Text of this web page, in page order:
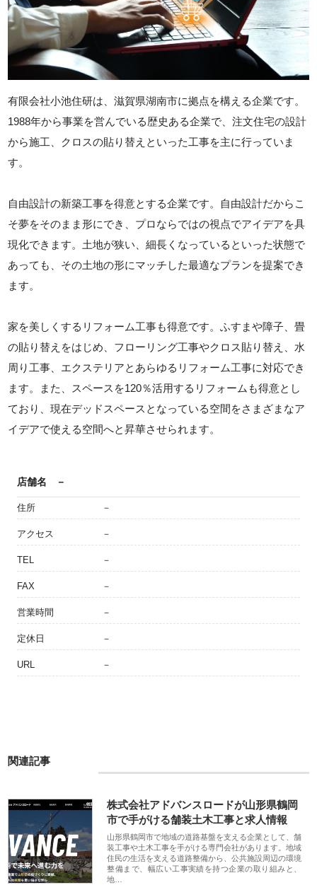
有限会社小池住研は、滋賀県湖南市に拠点を構える企業です。
1988年から事業を営んでいる歴史ある企業で、注文住宅の設計
から施工、クロスの貼り替えといった工事を主に行っていま
す。
自由設計の新築工事を得意とする企業です。自由設計だからこ
そ夢をそのまま形にでき、プロならではの視点でアイデアを具
現化できます。土地が狭い、細長くなっているといった状態で
あっても、その土地の形にマッチした最適なプランを提案でき
ます。
家を美しくするリフォーム工事も得意です。ふすまや障子、畳
の貼り替えをはじめ、フローリング工事やクロス貼り替え、水
周り工事、エクステリアとあらゆるリフォーム工事に対応でき
ます。また、スペースを120％活用するリフォームも得意とし
ており、現在デッドスペースとなっている空間をさまざまなア
イデアで使える空間へと昇華させられます。
店舗名 －
住所 －
アクセス －
TEL －
FAX －
営業時間 －
定休日 －
URL －
関連記事
株式会社アドバンスロードが山形県鶴岡
市で手がける舗装土木工事と求人情報
山形県鶴岡市で地域の道路基盤を支える企業として、舗
装工事や土木工事を手がける専門会社があります。地域
住民の生活を支える道路整備から、公共施設周辺の環境
整備まで、幅広い工事実績を持つ企業の取り組みと、
地…